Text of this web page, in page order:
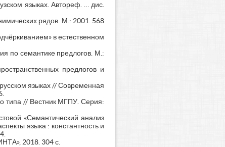
языках. Автореф. … дис.
рядов. М.: 2001. 568
в естественном
по семантике предлогов. М.:
предлогов и
языках // Современная
типа // Вестник МГПУ. Серия:
«Семантический анализ
языка : константность и
2018. 304 с.